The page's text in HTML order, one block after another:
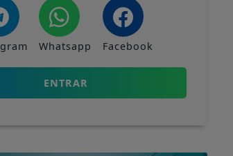
Whatsapp Facebook
ENTRAR